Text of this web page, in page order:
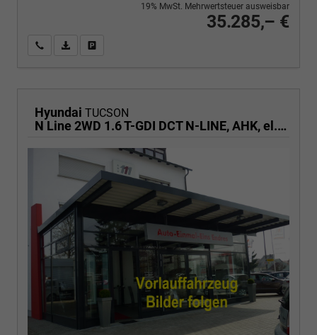
35.285,– €
19% MwSt. Mehrwertsteuer ausweisbar
Wir rufen Sie anPDF-Fahrzeugexposé drucken
Hyundai TUCSON
N Line 2WD 1.6 T-GDI DCT N-LINE, AHK, el. Klappe, Navi, Kamera, Side, Winter